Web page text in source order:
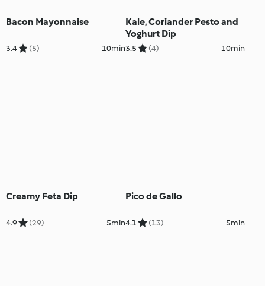
Bacon Mayonnaise
3.4 (5) 10min
Kale, Coriander Pesto and
Yoghurt Dip
3.5 (4) 10min
Creamy Feta Dip
4.9 (29) 5min
Pico de Gallo
4.1 (13) 5min